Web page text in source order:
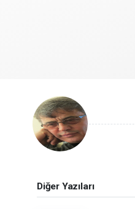
Diğer Yazıları